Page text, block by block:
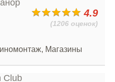
4.9
(1206 оценок)
Магазины